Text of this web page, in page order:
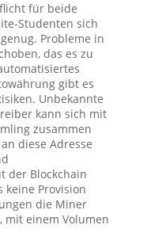
für beide
Studenten sich
Probleme in
das es zu
gibt es
Unbekannte
kann sich mit
zusammen
diese Adresse
der Blockchain
keine Provision
die Miner
mit einem Volumen